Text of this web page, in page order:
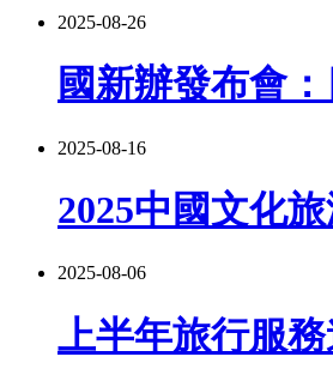
2025-08-26
國新辦發布會
2025-08-16
2025中國文化
2025-08-06
上半年旅行服